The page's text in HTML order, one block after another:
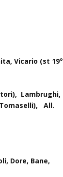
Vicario (st 19°
Lambrughi,
,
All.
Dore, Bane,